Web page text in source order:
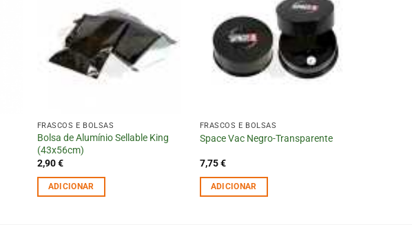
FRASCOS E BOLSAS
Bolsa de Alumínio Sellable King
(43x56cm)
2,90€
ADICIONAR
FRASCOS E BOLSAS
Space Vac Negro-Transparente
7,75€
ADICIONAR